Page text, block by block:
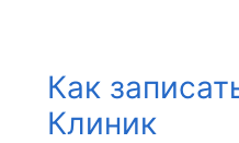
Как
Клиник